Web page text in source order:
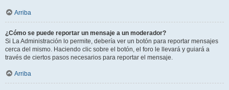
Arriba
¿Cómo se puede reportar un mensaje a un moderador?
Si La Administración lo permite, debería ver un botón para reportar mensajes
cerca del mismo. Haciendo clic sobre el botón, el foro le llevará y guiará a
través de ciertos pasos necesarios para reportar el mensaje.
Arriba